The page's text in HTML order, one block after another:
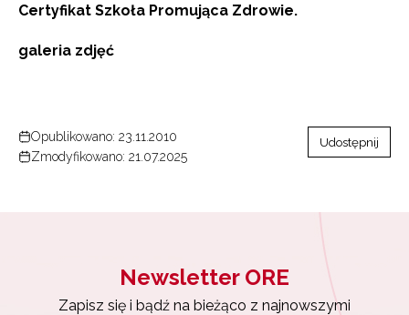
Certyfikat Szkoła Promująca Zdrowie.
galeria zdjęć
Opublikowano: 23.11.2010
Zmodyfikowano: 21.07.2025
Udostępnij
Newsletter ORE
Zapisz się i bądź na bieżąco z najnowszymi